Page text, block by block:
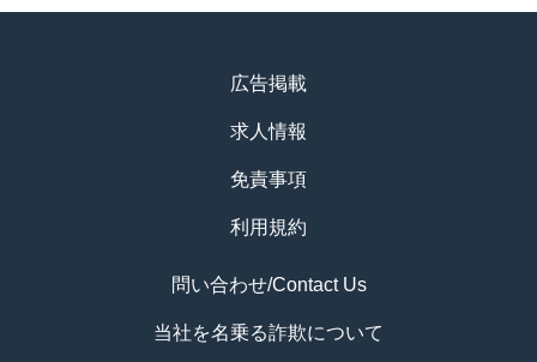
広告掲載
求人情報
免責事項
利用規約
問い合わせ/Contact Us
当社を名乗る詐欺について